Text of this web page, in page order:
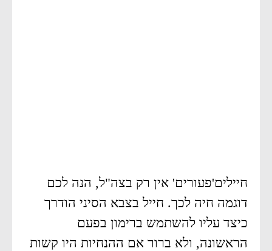
חיילים'פעורים' אין רק בצה"ל, הנה לכם
דוגמה חיה לכך. חייל בצבא הסיני הודרך
כיצד עליו להשתמש ברימון בפעם
הראשונה, ולא ברור אם ההנחיות היו קשות